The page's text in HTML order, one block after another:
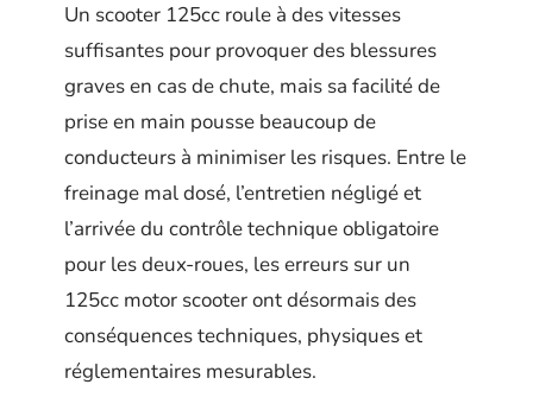
Un scooter 125cc roule à des vitesses
suffisantes pour provoquer des blessures
graves en cas de chute, mais sa facilité de
prise en main pousse beaucoup de
conducteurs à minimiser les risques. Entre le
freinage mal dosé, l’entretien négligé et
l’arrivée du contrôle technique obligatoire
pour les deux-roues, les erreurs sur un
125cc motor scooter ont désormais des
conséquences techniques, physiques et
réglementaires mesurables.